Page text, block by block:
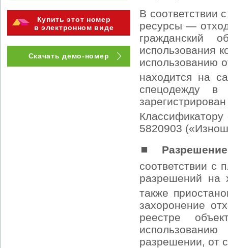
Купить этот номер
в электронном виде
Скачать демо-номер
В соответствии
ресурсы —
гражданский
использования
использованию
находится на
спецодежду в
5820903
⏹
соответствии с
разрешений на
также
захоронение
реестре
разрешении, от